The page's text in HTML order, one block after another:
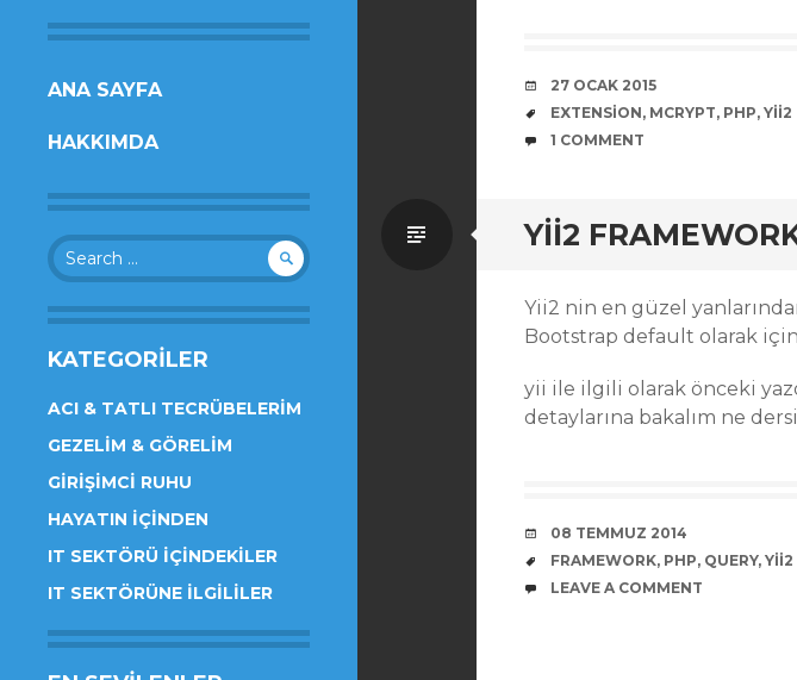
SKIP
CONTENT
ANA SAYFA
HAKKIMDA
Search
for:
KATEGORILER
ACI & TATLI TECRÜBELERIM
GEZELIM & GÖRELIM
GIRIŞIMCI RUHU
HAYATIN İÇINDEN
IT SEKTÖRÜ İÇINDEKILER
IT SEKTÖRÜNE İLGILILER
DATE
27 OCAK 2015
TAGS
EXTENSION, MCRYPT, PHP, YII2
COMMENTS
1 COMMENT
YII2
Standard
Yii2 nin en güzel
Bootstrap default olarak
yii ile ilgili olarak önceki
detaylarına bakalım ne
DATE
08 TEMMUZ 2014
TAGS
FRAMEWORK, PHP, QUERY, YII2
COMMENTS
LEAVE A COMMENT